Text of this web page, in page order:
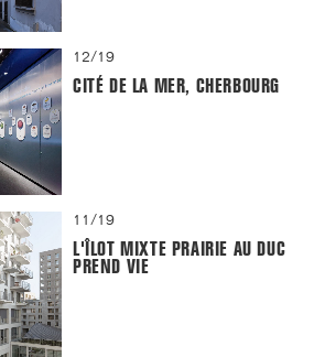
12/19
CITÉ DE LA MER, CHERBOURG
11/19
L'ÎLOT MIXTE PRAIRIE AU DUC
PREND VIE